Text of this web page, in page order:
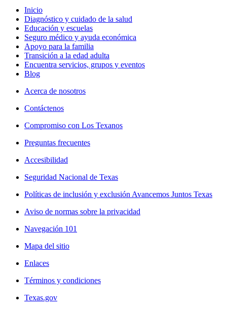
Inicio
Diagnóstico y cuidado de la salud
Educación y escuelas
Seguro médico y ayuda económica
Apoyo para la familia
Transición a la edad adulta
Encuentra servicios, grupos y eventos
Blog
Acerca de nosotros
Contáctenos
Compromiso con Los Texanos
Preguntas frecuentes
Accesibilidad
Seguridad Nacional de Texas
Políticas de inclusión y exclusión Avancemos Juntos Texas
Aviso de normas sobre la privacidad
Navegación 101
Mapa del sitio
Enlaces
Términos y condiciones
Texas.gov